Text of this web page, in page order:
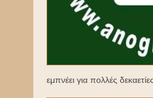
εμπνέει για πολλές